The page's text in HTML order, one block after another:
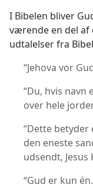
I Bibelen bliver
værende en del
udtalelser fra
“Jehova vor
“Du, hvis navn
over hele
“Dette
den eneste
udsendt, Jesus
“Gud er kun